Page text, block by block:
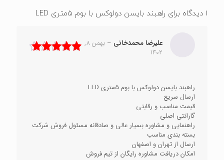
1 دیدگاه برای راهبند بایسن دولوکس با بوم 5متری LED
علیرضا محمدخانی –
بهمن 8,
1402
راهبند بایسن دولوکس با بوم 5متری LED
ارسال سریع
قیمت مناسب و رقابتی
گارانتی اصلی
راهنمایی و مشاوره بسیار عالی و صادقانه مسئول فروش شرکت
بسته بندی مناسب
ارسال از تهران و اصفهان
امکان دریافت مشاوره رایگان از تیم فروش